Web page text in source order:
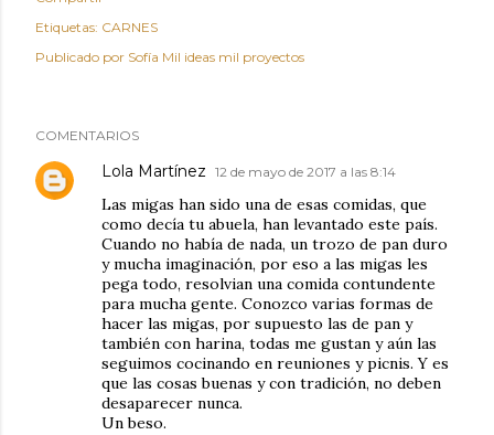
Etiquetas: CARNES
Publicado por Sofía Mil ideas mil proyectos
COMENTARIOS
Lola Martínez 12 de mayo de 2017 a las 8:14
Las migas han sido una de esas comidas, que
como decía tu abuela, han levantado este país.
Cuando no había de nada, un trozo de pan duro
y mucha imaginación, por eso a las migas les
pega todo, resolvian una comida contundente
para mucha gente. Conozco varias formas de
hacer las migas, por supuesto las de pan y
también con harina, todas me gustan y aún las
seguimos cocinando en reuniones y picnis. Y es
que las cosas buenas y con tradición, no deben
desaparecer nunca.
Un beso.